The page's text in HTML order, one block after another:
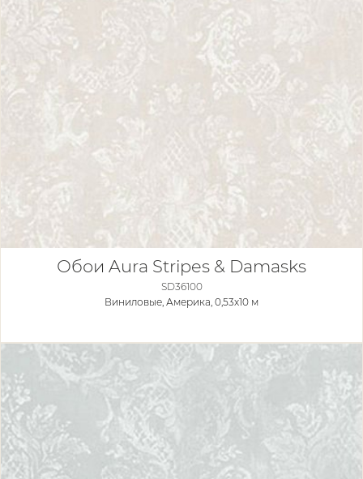
Обои Aura Stripes & Damasks
SD36100
Виниловые, Америка, 0,53x10 м